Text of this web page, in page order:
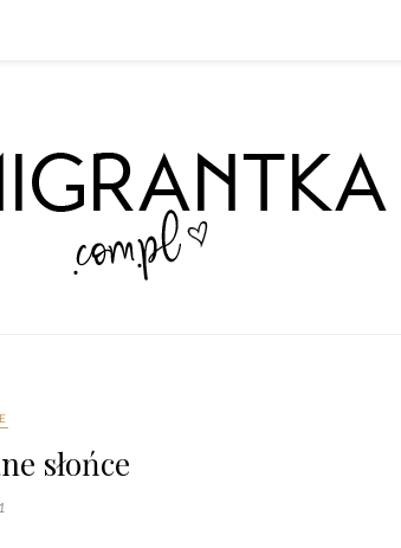
słońce